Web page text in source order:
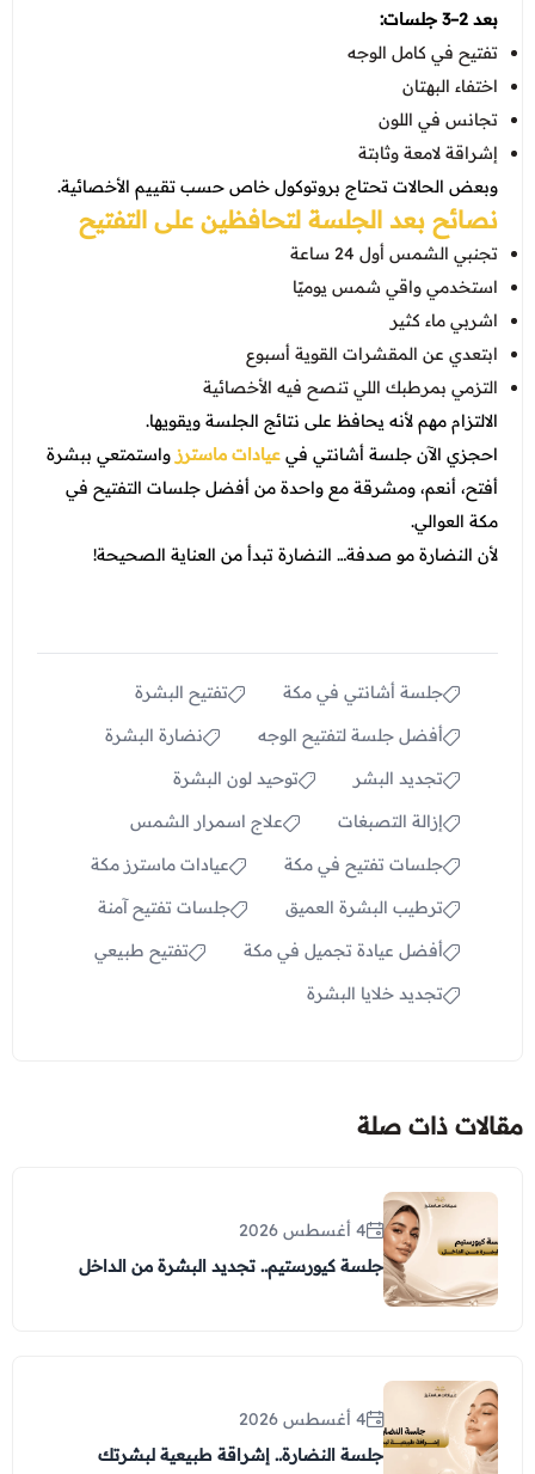
بعد 2–3 جلسات:
تفتيح في كامل الوجه
اختفاء البهتان
تجانس في اللون
إشراقة لامعة وثابتة
وبعض الحالات تحتاج بروتوكول خاص حسب تقييم الأخصائية.
نصائح بعد الجلسة لتحافظين على التفتيح
تجنبي الشمس أول 24 ساعة
استخدمي واقي شمس يوميًا
اشربي ماء كثير
ابتعدي عن المقشرات القوية أسبوع
التزمي بمرطبك اللي تنصح فيه الأخصائية
الالتزام مهم لأنه يحافظ على نتائج الجلسة ويقويها.
احجزي الآن جلسة أشانتي في عيادات ماسترز واستمتعي ببشرة
أفتح، أنعم، ومشرقة مع واحدة من أفضل جلسات التفتيح في
مكة العوالي.
لأن النضارة مو صدفة… النضارة تبدأ من العناية الصحيحة!
جلسة أشانتي في مكة
تفتيح البشرة
أفضل جلسة لتفتيح الوجه
نضارة البشرة
تجديد البشر
توحيد لون البشرة
إزالة التصبغات
علاج اسمرار الشمس
جلسات تفتيح في مكة
عيادات ماسترز مكة
ترطيب البشرة العميق
جلسات تفتيح آمنة
أفضل عيادة تجميل في مكة
تفتيح طبيعي
تجديد خلايا البشرة
مقالات ذات صلة
4 أغسطس 2026
جلسة كيورستيم.. تجديد البشرة من الداخل
4 أغسطس 2026
جلسة النضارة.. إشراقة طبيعية لبشرتك